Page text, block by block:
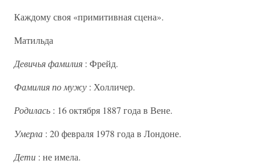
Каждому своя «примитивная сцена».
Матильда
Девичья фамилия : Фрейд.
Фамилия по мужу : Холличер.
Родилась : 16 октября 1887 года в Вене.
Умерла : 20 февраля 1978 года в Лондоне.
Дети : не имела.